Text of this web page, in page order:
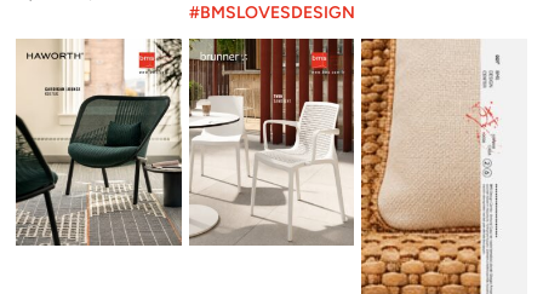
#BMSLOVESDESIGN